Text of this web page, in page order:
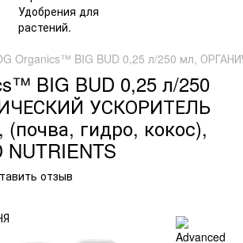
Organics™ BIG BUD 0,25 л/250 мл,
BIG BUD 0,25 л/250
УСКОРИТЕЛЬ
гидро, кокос),
NUTRIENTS
отзыв